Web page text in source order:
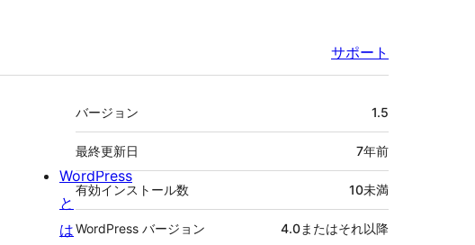
サポート
メ
タ
バージョン 1.5
最終更新日 7年前
有効インストール数 10未満
WordPress バージョン 4.0またはそれ以降
WordPress
と
は